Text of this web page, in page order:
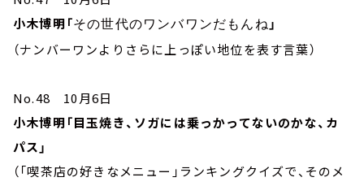
小木博明「その世代のワンバワンだもんね 」
（ナンバーワンよりさらに上っぽい地位を表す言葉）
No.48 10月6日
小木博明「目玉焼き、ソガには乗っかってないのかな、カ
パス」
（「喫茶店の好きなメニュー」ランキングクイズで、そのメ